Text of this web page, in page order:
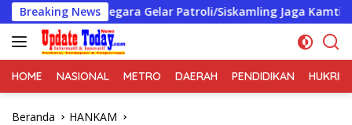
Langsung
ke
konten
Breaking News
Gelar Patroli/Siskamling Jaga Kamtibmas Bersama
HOME NASIONAL METRO DAERAH PENDIDIKAN HUKRIM
Beranda HANKAM